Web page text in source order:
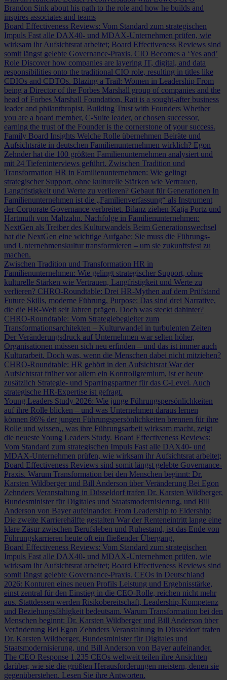
Brandon Sink about his path to the role and how he builds and
inspires associates and teams
Board Effectiveness Reviews: Vom Standard zum strategischen
Impuls Fast alle DAX40- und MDAX-Unternehmen prüfen, wie
wirksam ihr Aufsichtsrat arbeitet; Board Effectiveness Reviews sind
somit längst gelebte Governance-Praxis. CIO Becomes a ‘Yes and’
Role Discover how companies are layering IT, digital, and data
responsibilities onto the traditional CIO role, resulting in titles like
CDIOs and CDTOs. Blazing a Trail: Women in Leadership From
being a Director of the Forbes Marshall group of companies and the
head of Forbes Marshall Foundation, Rati is a sought-after business
leader and philanthropist. Building Trust with Founders Whether
you are a board member, C-Suite leader, or chosen successor,
earning the trust of the Founder is the cornerstone of your success.
Family Board Insights Welche Rolle übernehmen Beiräte und
Aufsichtsräte in deutschen Familienunternehmen wirklich? Egon
Zehnder hat die 100 größten Familienunternehmen analysiert und
mit 24 Tiefeninterviews geführt. Zwischen Tradition und
Transformation HR in Familienunternehmen: Wie gelingt
strategischer Support, ohne kulturelle Stärken wie Vertrauen,
Langfristigkeit und Werte zu verlieren? Gebaut für Generationen In
Familienunternehmen ist die „Familienverfassung“ als Instrument
der Corporate Governance verbreitet. Bilanz ziehen Katja Portz und
Hartmuth von Maltzahn. Nachfolge in Familienunternehmen:
NextGen als Treiber des Kulturwandels Beim Generationswechsel
hat die NextGen eine wichtige Aufgabe: Sie muss die Führungs-
und Unternehmenskultur transformieren – um sie zukunftsfest zu
machen.
Zwischen Tradition und Transformation HR in
Familienunternehmen: Wie gelingt strategischer Support, ohne
kulturelle Stärken wie Vertrauen, Langfristigkeit und Werte zu
verlieren? CHRO-Roundtable: Drei HR-Mythen auf dem Prüfstand
Future Skills, moderne Führung, Purpose: Das sind drei Narrative,
die die HR-Welt seit Jahren prägen. Doch was steckt dahinter?
CHRO-Roundtable: Vom Strategiebegleiter zum
Transformationsarchitekten – Kulturwandel in turbulenten Zeiten
Der Veränderungsdruck auf Unternehmen war selten höher,
Organisationen müssen sich neu erfinden – und das ist immer auch
Kulturarbeit. Doch was, wenn die Menschen dabei nicht mitziehen?
CHRO-Roundtable: HR gehört in den Aufsichtsrat War der
Aufsichtsrat früher vor allem ein Kontrollgremium, ist er heute
zusätzlich Strategie- und Sparringspartner für das C-Level. Auch
strategische HR-Expertise ist gefragt.
Young Leaders Study 2026: Wie junge Führungspersönlichkeiten
auf ihre Rolle blicken – und was Unternehmen daraus lernen
können 86% der jungen Führungspersönlichkeiten brennen für ihre
Rolle und wissen,, was ihre Führungsarbeit wirksam macht, zeigt
die neueste Young Leaders Study. Board Effectiveness Reviews:
Vom Standard zum strategischen Impuls Fast alle DAX40- und
MDAX-Unternehmen prüfen, wie wirksam ihr Aufsichtsrat arbeitet;
Board Effectiveness Reviews sind somit längst gelebte Governance-
Praxis. Warum Transformation bei den Menschen beginnt: Dr.
Karsten Wildberger und Bill Anderson über Veränderung Bei Egon
Zehnders Veranstaltung in Düsseldorf trafen Dr. Karsten Wildberger,
Bundesminister für Digitales und Staatsmodernisierung, und Bill
Anderson von Bayer aufeinander. From Leadership to Eldership:
Die zweite Karrierehälfte gestalten War der Renteneintritt lange eine
klare Zäsur zwischen Berufsleben und Ruhestand, ist das Ende von
Führungskarrieren heute oft ein fließender Übergang.
Board Effectiveness Reviews: Vom Standard zum strategischen
Impuls Fast alle DAX40- und MDAX-Unternehmen prüfen, wie
wirksam ihr Aufsichtsrat arbeitet; Board Effectiveness Reviews sind
somit längst gelebte Governance-Praxis. CEOs in Deutschland
2026: Konturen eines neuen Profils Leistung und Ergebnisstärke,
einst zentral für den Einstieg in die CEO-Rolle, reichen nicht mehr
aus. Stattdessen werden Risikobereitschaft, Leadership-Kompetenz
und Beziehungsfähigkeit bedeutsam. Warum Transformation bei den
Menschen beginnt: Dr. Karsten Wildberger und Bill Anderson über
Veränderung Bei Egon Zehnders Veranstaltung in Düsseldorf trafen
Dr. Karsten Wildberger, Bundesminister für Digitales und
Staatsmodernisierung, und Bill Anderson von Bayer aufeinander.
The CEO Response 1.235 CEOs weltweit teilen ihre Ansichten
darüber, wie sie die größten Herausforderungen meistern, denen sie
gegenüberstehen. Lesen Sie ihre Antworten.